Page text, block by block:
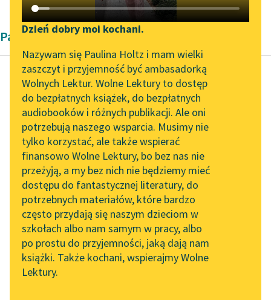
Katalog DAISY
Podkasty o książkach
Zgłoś brak utworu
Aktualności
„Prokurator Alicja Horn”
do słuchania
Byliśmy częścią AI Impact
Lab
Zapraszamy na spotkanie
online z tłumaczkami
literatury skandynawskiej
Spotkanie z Katarzyną
Tunkiel w Oslo
102. lata temu zmarł
Joseph Conrad
Narzędzia
Mapa Wolnych Lektur
Leśmianator
Przewodnik dla piszących i
czytających
API
OAI-PMH
Widget Wolnych Lektur
Przypisy
Dzień dobry moi kochani.
Nazywam się Paulina Holtz i mam wielki
zaszczyt i przyjemność być ambasadorką
Wolnych Lektur. Wolne Lektury to dostęp
do bezpłatnych książek, do bezpłatnych
audiobooków i różnych publikacji. Ale oni
potrzebują naszego wsparcia. Musimy nie
tylko korzystać, ale także wspierać
finansowo Wolne Lektury, bo bez nas nie
przeżyją, a my bez nich nie będziemy mieć
dostępu do fantastycznej literatury, do
potrzebnych materiałów, które bardzo
często przydają się naszym dzieciom w
szkołach albo nam samym w pracy, albo
po prostu do przyjemności, jaką dają nam
książki. Także kochani, wspierajmy Wolne
Lektury.
Pamiętnik Haliny Krahelskiej
Halina Krahelska
Oświęcim.
Pamiętnik więźnia
Powracam jeszcze do
spania, gdyż w nocy
tają się różne udręki.
To nie dotyczy już...
Czytaj więcej